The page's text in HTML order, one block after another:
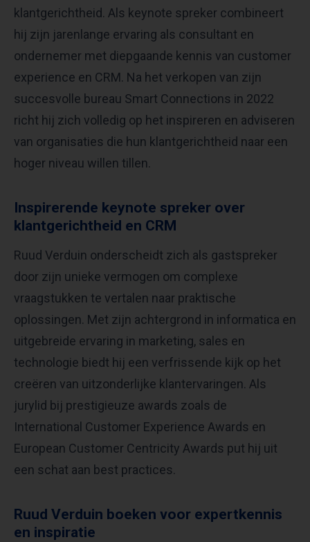
klantgerichtheid. Als keynote spreker combineert
hij zijn jarenlange ervaring als consultant en
ondernemer met diepgaande kennis van customer
experience en CRM. Na het verkopen van zijn
succesvolle bureau Smart Connections in 2022
richt hij zich volledig op het inspireren en adviseren
van organisaties die hun klantgerichtheid naar een
hoger niveau willen tillen.
Inspirerende keynote spreker over
klantgerichtheid en CRM
Ruud Verduin onderscheidt zich als gastspreker
door zijn unieke vermogen om complexe
vraagstukken te vertalen naar praktische
oplossingen. Met zijn achtergrond in informatica en
uitgebreide ervaring in marketing, sales en
technologie biedt hij een verfrissende kijk op het
creëren van uitzonderlijke klantervaringen. Als
jurylid bij prestigieuze awards zoals de
International Customer Experience Awards en
European Customer Centricity Awards put hij uit
een schat aan best practices.
Ruud Verduin boeken voor expertkennis
en inspiratie